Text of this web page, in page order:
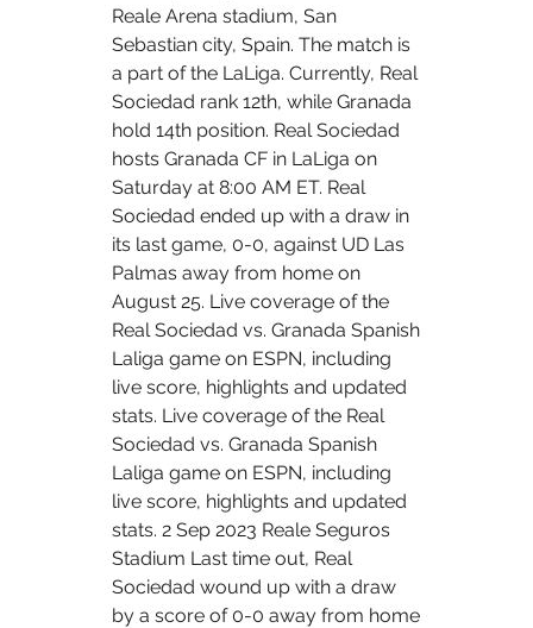
Reale Arena stadium, San
Sebastian city, Spain. The match is
a part of the LaLiga. Currently, Real
Sociedad rank 12th, while Granada
hold 14th position. Real Sociedad
hosts Granada CF in LaLiga on
Saturday at 8:00 AM ET. Real
Sociedad ended up with a draw in
its last game, 0-0, against UD Las
Palmas away from home on
August 25. Live coverage of the
Real Sociedad vs. Granada Spanish
Laliga game on ESPN, including
live score, highlights and updated
stats. Live coverage of the Real
Sociedad vs. Granada Spanish
Laliga game on ESPN, including
live score, highlights and updated
stats. 2 Sep 2023 Reale Seguros
Stadium Last time out, Real
Sociedad wound up with a draw
by a score of 0-0 away from home